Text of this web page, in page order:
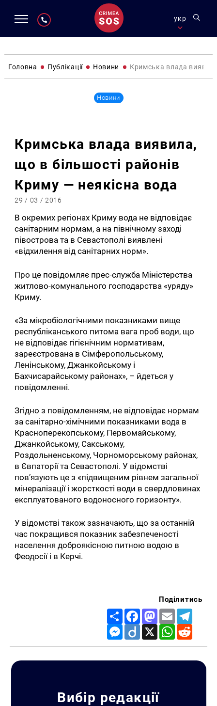
укр
Головна Публікації Новини Кримська влада
Новини
Кримська влада виявила,
що в більшості районів
Криму — неякісна вода
29 / 03 / 2016
В окремих регіонах Криму вода не відповідає
санітарним нормам, а на північному заході
півострова та в Севастополі виявлені
«відхилення від санітарних норм».
Про це повідомляє прес-служба Міністерства
житлово-комунального господарства «уряду»
Криму.
«За мікробіологічними показниками вище
республіканського питома вага проб води, що
не відповідає гігієнічним нормативам,
зареєстрована в Сімферопольському,
Ленінському, Джанкойському і
Бахчисарайському районах», – йдеться у
повідомленні.
Згідно з повідомленням, не відповідає нормам
за санітарно-хімічними показниками вода в
Красноперекопському, Первомайському,
Джанкойському, Сакському,
Роздольненському, Чорноморському районах,
в Євпаторії та Севастополі. У відомстві
пов’язують це з «підвищеним рівнем загальної
мінералізації і жорсткості води в свердловинах
експлуатованого водоносного горизонту».
У відомстві також зазначають, що за останній
час покращився показник забезпеченості
населення доброякісною питною водою в
Феодосії і в Керчі.
Поділитись
Share FacebookMastodon
Email
Messenger
Diigo X WhatsApp
Вибір редакції